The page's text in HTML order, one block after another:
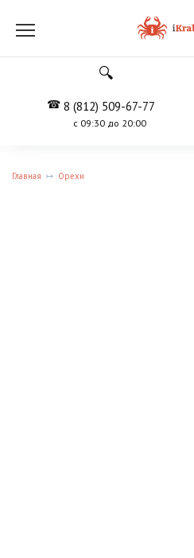
содержанию
8 (812) 509-67-77
с 09:30 до 20:00
Главная Орехи